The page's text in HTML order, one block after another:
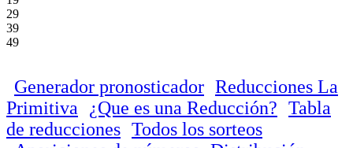
29
39
49
Generador pronosticador Reducciones La
Primitiva
¿Que es una Reducción? Tabla
de reducciones Todos los sorteos